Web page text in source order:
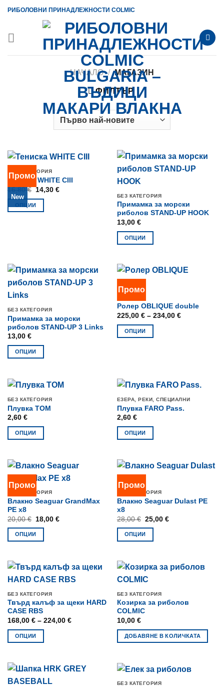
SkipРИБОЛОВНИ ПРИНАДЛЕЖНОСТИ COLMIC
НАЧАЛО / МАГАЗИН
ФИЛТЪР
Промо
New
БЕЗ КАТЕГОРИЯ
Тениска WHITE CIII
16,80€ Original
price
was:
16,80 €.
14,30 €Текущата
ОПЦИИ
The
options
may
chosen
on
the
page
БЕЗ КАТЕГОРИЯ
Примамка за морски
риболов STAND-UP HOOK
13,00 €
ОПЦИИ
has
multiple
variants.
The
options
may
be
page
БЕЗ КАТЕГОРИЯ
Примамка за морски
риболов STAND-UP 3 Links
13,00 €
ОПЦИИ
has
variants.
The
options
may
chosen
on
product
page
Промо
Ролер OBLIQUE double
225,00 € – 234,00 €Price
ОПЦИИ
variants.
options
may
be
chosen
the
product
БЕЗ КАТЕГОРИЯ
Плувка TOM
2,60 €
ОПЦИИ
has
multiple
variants.
The
options
may
be
chosen
the
product
page
ЕЗЕРА, РЕКИ, СПЕЦИАЛНИ
Плувка FARO Pass.
2,60 €
ОПЦИИ
has
multiple
variants.
The
options
may
be
chosen
the
product
page
Промо
БЕЗ КАТЕГОРИЯ
Влакно Seaguar GrandMax
PE x8
20,00€
Original
price
was:
20,00 €.
18,00 €Текущата
ОПЦИИ
has
multiple
The
options
may
be
chosen
the
product
page
Промо
БЕЗ КАТЕГОРИЯ
Влакно Seaguar Dulast PE
x8
28,00€ Original
price
was:
28,00 €.
25,00 €Текущата
ОПЦИИ
has
multiple
The
options
may
be
chosen
the
product
page
БЕЗ КАТЕГОРИЯ
Твърд калъф за щеки HARD
CASE RBS
168,00 € – 224,00 €Price
ОПЦИИ
has
multiple
БЕЗ КАТЕГОРИЯ
Козирка за риболов
COLMIC
10,00 €
ДОБАВЯНЕ В КОЛИЧКАТА
БЕЗ КАТЕГОРИЯ